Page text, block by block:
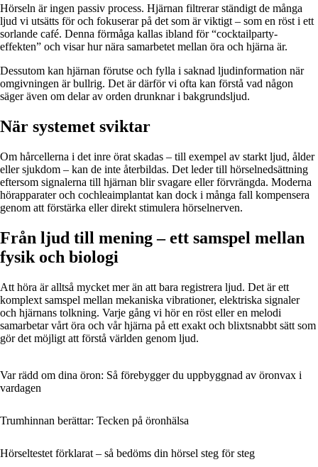
Hörseln är ingen passiv process. Hjärnan filtrerar ständigt de många
ljud vi utsätts för och fokuserar på det som är viktigt – som en röst i ett
sorlande café. Denna förmåga kallas ibland för “cocktailparty-
effekten” och visar hur nära samarbetet mellan öra och hjärna är.
Dessutom kan hjärnan förutse och fylla i saknad ljudinformation när
omgivningen är bullrig. Det är därför vi ofta kan förstå vad någon
säger även om delar av orden drunknar i bakgrundsljud.
När systemet sviktar
Om hårcellerna i det inre örat skadas – till exempel av starkt ljud, ålder
eller sjukdom – kan de inte återbildas. Det leder till hörselnedsättning
eftersom signalerna till hjärnan blir svagare eller förvrängda. Moderna
hörapparater och cochleaimplantat kan dock i många fall kompensera
genom att förstärka eller direkt stimulera hörselnerven.
Från ljud till mening – ett samspel mellan
fysik och biologi
Att höra är alltså mycket mer än att bara registrera ljud. Det är ett
komplext samspel mellan mekaniska vibrationer, elektriska signaler
och hjärnans tolkning. Varje gång vi hör en röst eller en melodi
samarbetar vårt öra och vår hjärna på ett exakt och blixtsnabbt sätt som
gör det möjligt att förstå världen genom ljud.
Var rädd om dina öron: Så förebygger du uppbyggnad av öronvax i
vardagen
Trumhinnan berättar: Tecken på öronhälsa
Hörseltestet förklarat – så bedöms din hörsel steg för steg